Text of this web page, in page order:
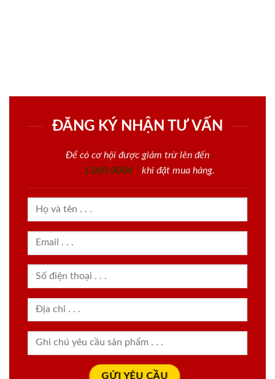
ĐĂNG KÝ NHẬN TƯ VẤN
Để có cơ hội được giảm trừ lên đến
1.000.000đ
khi đặt mua hàng.